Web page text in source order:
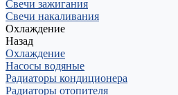
Свечи зажигания
Свечи накаливания
Охлаждение
Назад
Охлаждение
Насосы водяные
Радиаторы кондиционера
Радиаторы отопителя